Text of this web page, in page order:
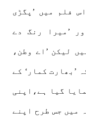
فلم میں ’پگڑی
’میرا رنگ دے
لیکن ’اے وطن،
’بھارت کمار‘ کے
گیا ہے،اپنی
میں جس طرح اپنے